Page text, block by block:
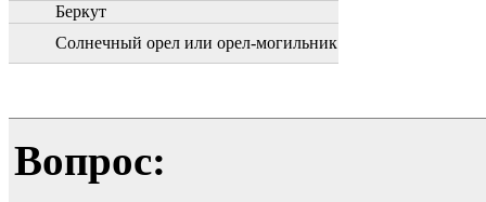
Беркут
Солнечный орел или орел-могильник
Вопрос: